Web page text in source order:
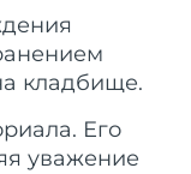
кладбище.
Его
уважение